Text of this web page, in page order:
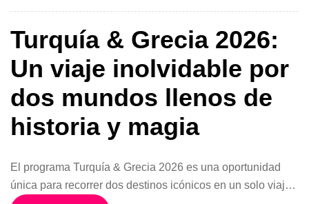
Turquía & Grecia 2026:
Un viaje inolvidable por
dos mundos llenos de
historia y magia
El programa Turquía & Grecia 2026 es una oportunidad
única para recorrer dos destinos icónicos en un solo viaje.